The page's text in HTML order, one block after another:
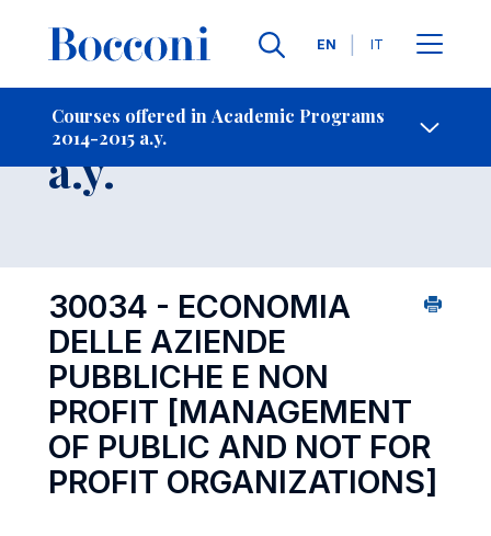
Languages
EN IT
Courses offered in Academic Programs
2014-2015 a.y.
- Contact Us
Course 2014-2015
a.y.
30034 - ECONOMIA
DELLE AZIENDE
PUBBLICHE E NON
PROFIT [MANAGEMENT
OF PUBLIC AND NOT FOR
PROFIT ORGANIZATIONS]